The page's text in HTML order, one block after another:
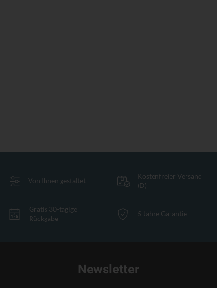
Von Ihnen gestaltet
Kostenfreier Versand
(D)
Gratis 30-tägige
Rückgabe
5 Jahre Garantie
Newsletter